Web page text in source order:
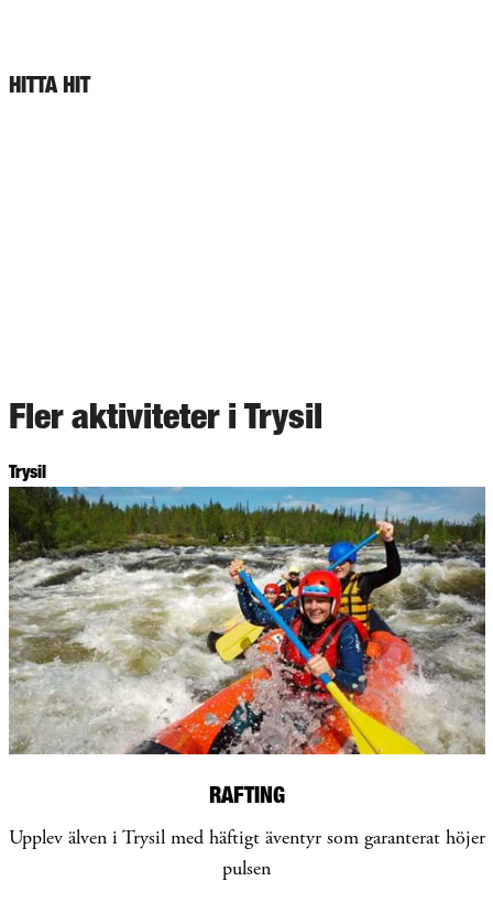
HITTA HIT
Fler aktiviteter i Trysil
Trysil
RAFTING
Upplev älven i Trysil med häftigt äventyr som garanterat höjer
pulsen